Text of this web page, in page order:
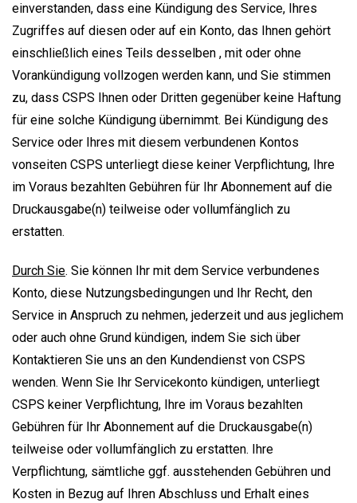
einverstanden, dass eine Kündigung des Service, Ihres
Zugriffes auf diesen oder auf ein Konto, das Ihnen gehört
einschließlich eines Teils desselben , mit oder ohne
Vorankündigung vollzogen werden kann, und Sie stimmen
zu, dass CSPS Ihnen oder Dritten gegenüber keine Haftung
für eine solche Kündigung übernimmt. Bei Kündigung des
Service oder Ihres mit diesem verbundenen Kontos
vonseiten CSPS unterliegt diese keiner Verpflichtung, Ihre
im Voraus bezahlten Gebühren für Ihr Abonnement auf die
Druckausgabe(n) teilweise oder vollumfänglich zu
erstatten.
Durch Sie. Sie können Ihr mit dem Service verbundenes
Konto, diese Nutzungsbedingungen und Ihr Recht, den
Service in Anspruch zu nehmen, jederzeit und aus jeglichem
oder auch ohne Grund kündigen, indem Sie sich über
Kontaktieren Sie uns an den Kundendienst von CSPS
wenden. Wenn Sie Ihr Servicekonto kündigen, unterliegt
CSPS keiner Verpflichtung, Ihre im Voraus bezahlten
Gebühren für Ihr Abonnement auf die Druckausgabe(n)
teilweise oder vollumfänglich zu erstatten. Ihre
Verpflichtung, sämtliche ggf. ausstehenden Gebühren und
Kosten in Bezug auf Ihren Abschluss und Erhalt eines